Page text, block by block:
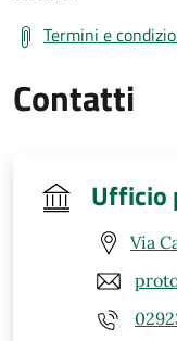
Termini e
Contatti
Ufficio
Via